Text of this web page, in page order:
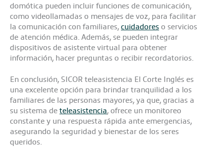
domótica pueden incluir funciones de comunicación,
como videollamadas o mensajes de voz, para facilitar
la comunicación con familiares, cuidadores o servicios
de atención médica. Además, se pueden integrar
dispositivos de asistente virtual para obtener
información, hacer preguntas o recibir recordatorios.
En conclusión, SICOR teleasistencia El Corte Inglés es
una excelente opción para brindar tranquilidad a los
familiares de las personas mayores, ya que, gracias a
su sistema de teleasistencia, ofrece un monitoreo
constante y una respuesta rápida ante emergencias,
asegurando la seguridad y bienestar de los seres
queridos.